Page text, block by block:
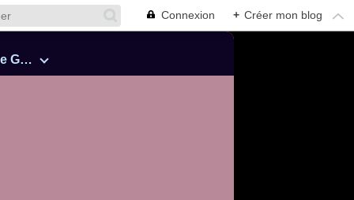
Connexion + Créer mon blog
Cinquante Nuances de Grey